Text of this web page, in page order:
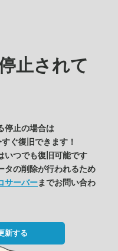
止されて
停止の場合は
ぐ復旧できます！
いつでも復旧可能です
タの削除が行われるため
サーバーまでお問い合わ
新する